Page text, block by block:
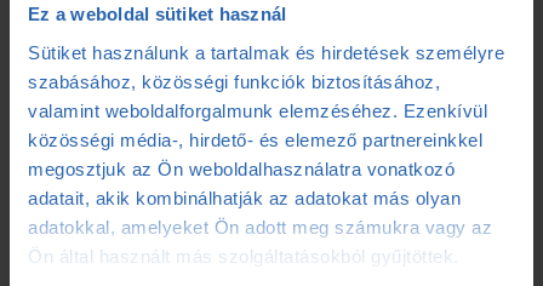
Ez a weboldal sütiket használ
Sütiket használunk a tartalmak és hirdetések személyre
szabásához, közösségi funkciók biztosításához,
valamint weboldalforgalmunk elemzéséhez. Ezenkívül
közösségi média-, hirdető- és elemező partnereinkkel
megosztjuk az Ön weboldalhasználatra vonatkozó
adatait, akik kombinálhatják az adatokat más olyan
adatokkal, amelyeket Ön adott meg számukra vagy az
Ön által használt más szolgáltatásokból gyűjtöttek.
Regeneráció(5)
Sérülések (2)
Sportélettan(37)
Sporttáplálkozás (26)
Teljesítménydiagnosztika(22)
TrainingPeaks(4)